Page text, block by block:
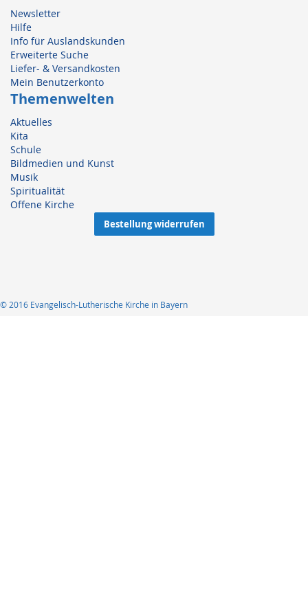
Newsletter
Hilfe
Info für Auslandskunden
Erweiterte Suche
Liefer- & Versandkosten
Mein Benutzerkonto
Themenwelten
Aktuelles
Kita
Schule
Bildmedien und Kunst
Musik
Spiritualität
Offene Kirche
Bestellung widerrufen
© 2016 Evangelisch-Lutherische Kirche in Bayern